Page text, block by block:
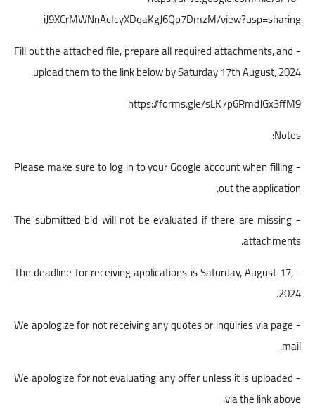
iJ9XCrMWNnAcIcyXDqaKgJ6Qp7DmzM/view?usp=sharing
- Fill out the attached file, prepare all required attachments, and
upload them to the link below by Saturday 17th August, 2024.
https://forms.gle/sLK7p6RmdJGx3ffM9
Notes:
- Please make sure to log in to your Google account when filling
out the application.
- The submitted bid will not be evaluated if there are missing
attachments.
- The deadline for receiving applications is Saturday, August 17,
2024.
- We apologize for not receiving any quotes or inquiries via page
mail.
- We apologize for not evaluating any offer unless it is uploaded
via the link above.